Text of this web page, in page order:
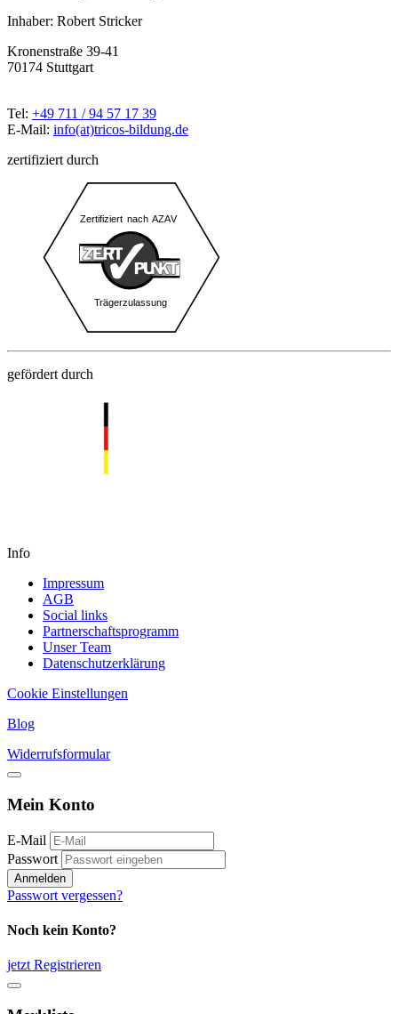
Inhaber: Robert Stricker
Kronenstraße 39-41
70174 Stuttgart
Tel: +49 711 / 94 57 17 39
E-Mail: info(at)tricos-bildung.de
zertifiziert durch
gefördert durch
Info
Impressum
AGB
Social links
Partnerschaftsprogramm
Unser Team
Datenschutzerklärung
Cookie Einstellungen
Blog
Widerrufsformular
Mein Konto
E-Mail
Passwort
Anmelden
Passwort vergessen?
Noch kein Konto?
jetzt Registrieren